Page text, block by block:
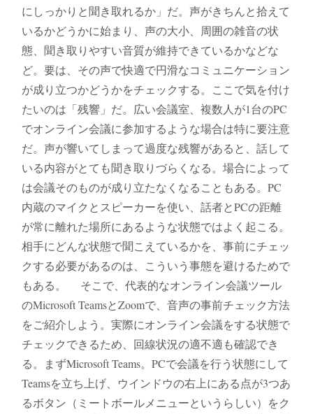
にしっかりと聞き取れるか」だ。声がきちんと拾えて
いるかどうかに始まり、声の大小、周囲の雑音の状
態、聞き取りやすい音質が維持できているかなどな
ど。要は、その声で快適で円滑なコミュニケーション
が成り立つかどうかをチェックする。ここで気を付け
たいのは「残響」だ。広い会議室、複数人が1台のPC
でオンライン会議に参加するような場合は特に要注意
だ。声が響いてしまって過度な残響があると、話して
いる内容がとても聞き取りづらくなる。場合によって
は会議そのものが成り立たなくなることもある。PC
内蔵のマイクとスピーカーを使い、話者とPCの距離
が常に離れた場所にあるような状態ではよく起こる。
相手にどんな状態で聞こえているかを、事前にチェッ
クする必要があるのは、こういう事態を避けるためで
もある。 そこで、代表的なオンライン会議ツール
のMicrosoft TeamsとZoomで、音声の事前チェック方法
をご紹介しよう。実際にオンライン会議をする状態で
チェックできるため、回線状況の適不適も確認でき
る。まずMicrosoft Teams。PCで会議を行う状態にして
Teamsを立ち上げ、ウインドウの右上にある点が3つあ
るボタン（ミートボールメニューというらしい）をク